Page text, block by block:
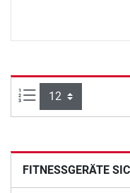
Artikel pro Seite:
FITNESSGERÄTE